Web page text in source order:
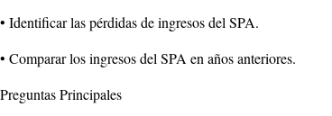
• Identificar las pérdidas de ingresos del SPA.
• Comparar los ingresos del SPA en años anteriores.
Preguntas Principales